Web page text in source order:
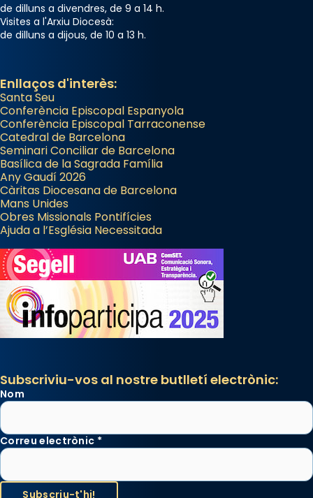
de dilluns a divendres, de 9 a 14 h.
Visites a l'Arxiu Diocesà:
de dilluns a dijous, de 10 a 13 h.
Enllaços d'interès:
Santa Seu
Conferència Episcopal Espanyola
Conferència Episcopal Tarraconense
Catedral de Barcelona
Seminari Conciliar de Barcelona
Basílica de la Sagrada Família
Any Gaudí 2026
Càritas Diocesana de Barcelona
Mans Unides
Obres Missionals Pontifícies
Ajuda a l’Església Necessitada
Subscriviu-vos al nostre butlletí electrònic:
Nom
Correu electrònic *